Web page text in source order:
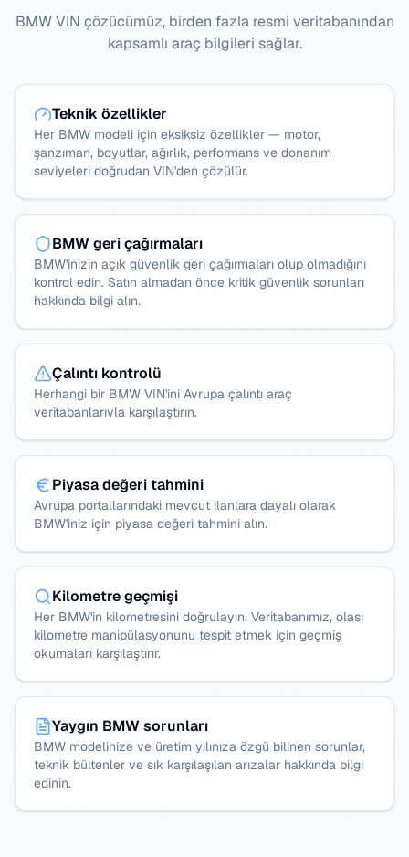
BMW VIN çözücümüz, birden fazla resmi veritabanından
kapsamlı araç bilgileri sağlar.
Teknik özellikler
Her BMW modeli için eksiksiz özellikler — motor,
şanzıman, boyutlar, ağırlık, performans ve donanım
seviyeleri doğrudan VIN'den çözülür.
BMW geri çağırmaları
BMW'inizin açık güvenlik geri çağırmaları olup olmadığını
kontrol edin. Satın almadan önce kritik güvenlik sorunları
hakkında bilgi alın.
Çalıntı kontrolü
Herhangi bir BMW VIN'ini Avrupa çalıntı araç
veritabanlarıyla karşılaştırın.
Piyasa değeri tahmini
Avrupa portallarındaki mevcut ilanlara dayalı olarak
BMW'iniz için piyasa değeri tahmini alın.
Kilometre geçmişi
Her BMW'in kilometresini doğrulayın. Veritabanımız, olası
kilometre manipülasyonunu tespit etmek için geçmiş
okumaları karşılaştırır.
Yaygın BMW sorunları
BMW modelinize ve üretim yılınıza özgü bilinen sorunlar,
teknik bültenler ve sık karşılaşılan arızalar hakkında bilgi
edinin.